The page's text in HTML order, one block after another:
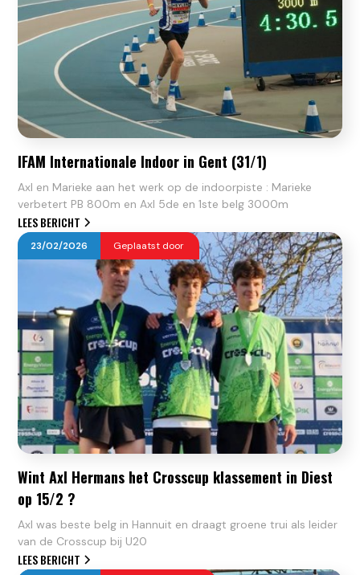
IFAM Internationale Indoor in Gent (31/1)
Axl en Marieke aan het werk op de indoorpiste : Marieke
verbetert PB 800m en Axl 5de en 1ste belg 3000m
LEES BERICHT
23/02/2026 Geplaatst door
Wint Axl Hermans het Crosscup klassement in Diest
op 15/2 ?
Axl was beste belg in Hannuit en draagt groene trui als leider
van de Crosscup bij U20
LEES BERICHT